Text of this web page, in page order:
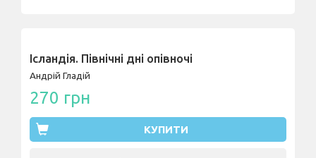
Ісландія. Північні дні опівночі
Андрій Гладій
270 грн
КУПИТИ